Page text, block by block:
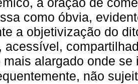
como óbvia,
a objetivização do
acessível,
mais alargado onde
não